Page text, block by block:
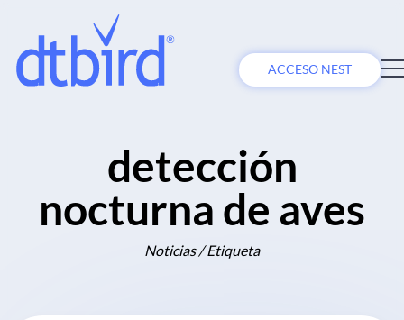
ACCESO NEST
detección
nocturna de aves
Noticias / Etiqueta